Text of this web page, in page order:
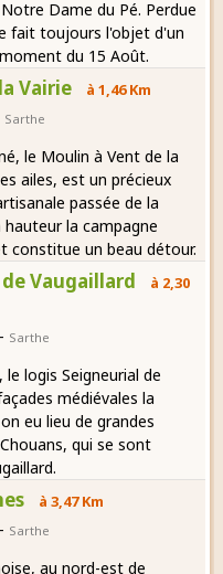
Dame du Pé. Perdue
fait toujours l'objet d'un
du 15 Août.
Vairie à 1,46 Km
Sarthe
le Moulin à Vent de la
ailes, est un précieux
passée de la
la campagne
constitue un beau détour.
Vaugaillard
à 2,30
- Sarthe
logis Seigneurial de
médiévales la
eu lieu de grandes
qui se sont
à 3,47 Km
- Sarthe
au nord-est de